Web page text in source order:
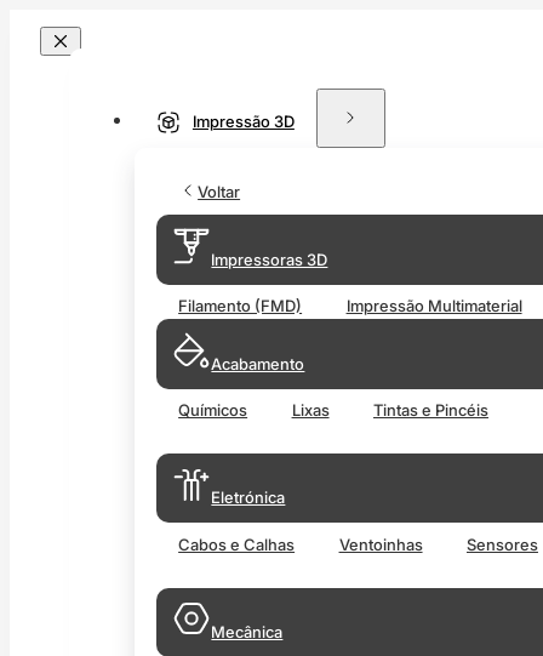
Impressão 3D
Voltar
Impressoras 3D
Filamento (FMD) Impressão Multimaterial
Acabamento
Químicos Lixas Tintas e Pincéis
Eletrónica
Cabos e Calhas Ventoinhas Sensores
Mecânica